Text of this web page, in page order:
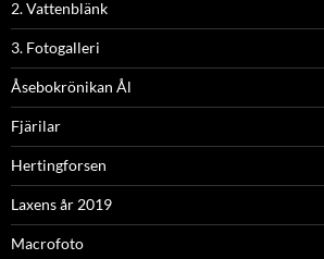
2. Vattenblänk
3. Fotogalleri
Åsebokrönikan Ål
Fjärilar
Hertingforsen
Laxens år 2019
Macrofoto